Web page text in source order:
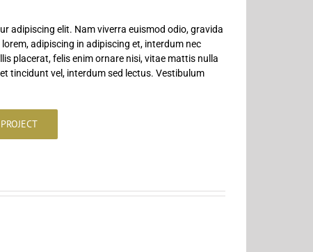
adipiscing elit. Nam viverra euismod odio, gravida
adipiscing in adipiscing et, interdum nec
placerat, felis enim ornare nisi, vitae mattis nulla
tincidunt vel, interdum sed lectus. Vestibulum